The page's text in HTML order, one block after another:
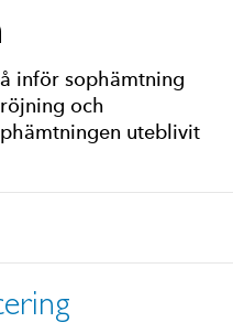
inför sophämtning
och
uteblivit